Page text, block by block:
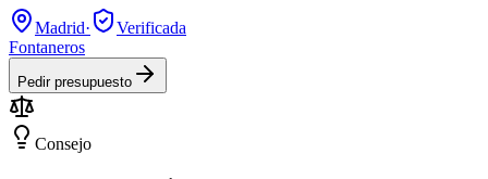
Madrid·
Verificada
Fontaneros
Pedir presupuesto
Consejo